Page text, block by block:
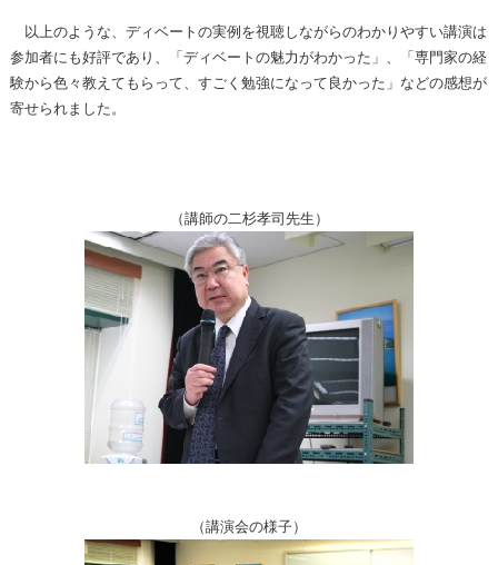
以上のような、ディベートの実例を視聴しながらのわかりやすい講演は
参加者にも好評であり、「ディベートの魅力がわかった」、「専門家の経
験から色々教えてもらって、すごく勉強になって良かった」などの感想が
寄せられました。
（講師の二杉孝司先生）
（講演会の様子）